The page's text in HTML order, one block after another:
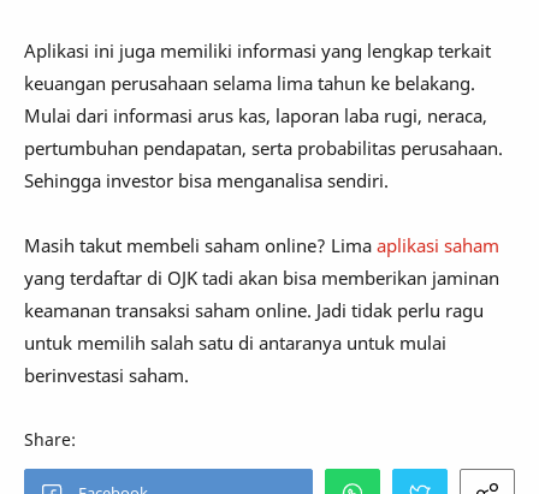
Aplikasi ini juga memiliki informasi yang lengkap terkait
keuangan perusahaan selama lima tahun ke belakang.
Mulai dari informasi arus kas, laporan laba rugi, neraca,
pertumbuhan pendapatan, serta probabilitas perusahaan.
Sehingga investor bisa menganalisa sendiri.
Masih takut membeli saham online? Lima aplikasi saham
yang terdaftar di OJK tadi akan bisa memberikan jaminan
keamanan transaksi saham online. Jadi tidak perlu ragu
untuk memilih salah satu di antaranya untuk mulai
berinvestasi saham.